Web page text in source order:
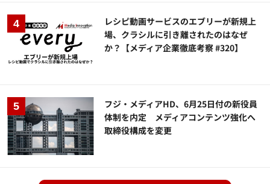
レシピ動画サービスのエブリーが新規上
場、クラシルに引き離されたのはなぜ
か？【メディア企業徹底考察 #320】
フジ・メディアHD、6月25日付の新役員
体制を内定 メディアコンテンツ強化へ
取締役構成を変更